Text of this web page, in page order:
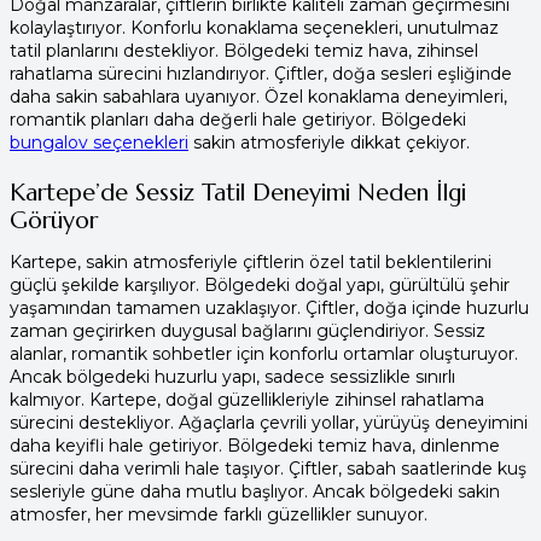
Doğal manzaralar, çiftlerin birlikte kaliteli zaman geçirmesini
kolaylaştırıyor. Konforlu konaklama seçenekleri, unutulmaz
tatil planlarını destekliyor. Bölgedeki temiz hava, zihinsel
rahatlama sürecini hızlandırıyor. Çiftler, doğa sesleri eşliğinde
daha sakin sabahlara uyanıyor. Özel konaklama deneyimleri,
romantik planları daha değerli hale getiriyor. Bölgedeki
bungalov seçenekleri sakin atmosferiyle dikkat çekiyor.
Kartepe’de Sessiz Tatil Deneyimi Neden İlgi
Görüyor
Kartepe, sakin atmosferiyle çiftlerin özel tatil beklentilerini
güçlü şekilde karşılıyor. Bölgedeki doğal yapı, gürültülü şehir
yaşamından tamamen uzaklaşıyor. Çiftler, doğa içinde huzurlu
zaman geçirirken duygusal bağlarını güçlendiriyor. Sessiz
alanlar, romantik sohbetler için konforlu ortamlar oluşturuyor.
Ancak bölgedeki huzurlu yapı, sadece sessizlikle sınırlı
kalmıyor. Kartepe, doğal güzellikleriyle zihinsel rahatlama
sürecini destekliyor. Ağaçlarla çevrili yollar, yürüyüş deneyimini
daha keyifli hale getiriyor. Bölgedeki temiz hava, dinlenme
sürecini daha verimli hale taşıyor. Çiftler, sabah saatlerinde kuş
sesleriyle güne daha mutlu başlıyor. Ancak bölgedeki sakin
atmosfer, her mevsimde farklı güzellikler sunuyor.